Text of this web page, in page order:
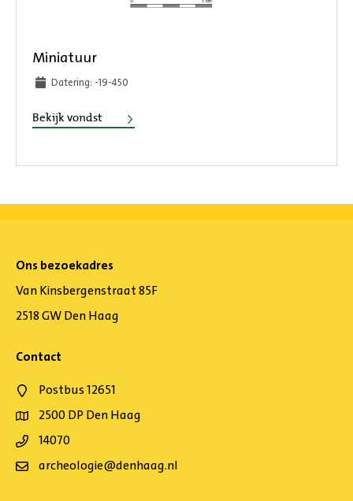
Miniatuur
Datering: -19-450
Bekijk vondst Miniatuur
Ons bezoekadres
Van Kinsbergenstraat 85F
2518 GW Den Haag
Contact
Postbus 12651
2500 DP Den Haag
14070
archeologie@denhaag.nl